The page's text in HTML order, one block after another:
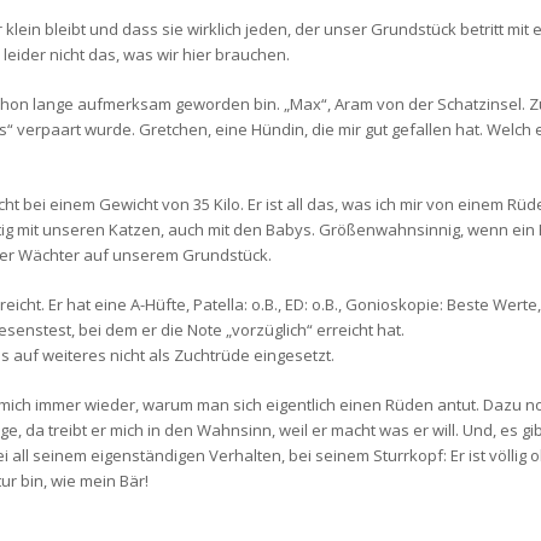
bleibt und dass sie wirklich jeden, der unser Grundstück betritt mit
nicht das, was wir hier brauchen.
lange aufmerksam geworden bin. „Max“, Aram von der Schatzinsel.
verpaart wurde. Gretchen, eine Hündin, die mir gut gefallen hat. Welch
bei einem Gewicht von 35 Kilo. Er ist all das, was ich mir von einem
mit unseren Katzen, auch mit den Babys. Größenwahnsinnig, wenn
Wächter auf unserem Grundstück.
Er hat eine A-Hüfte, Patella: o.B., ED: o.B., Gonioskopie: Beste
bei dem er die Note „vorzüglich“ erreicht hat.
auf weiteres nicht als Zuchtrüde eingesetzt.
immer wieder, warum man sich eigentlich einen Rüden antut. Dazu
da treibt er mich in den Wahnsinn, weil er macht was er will. Und, es
all seinem eigenständigen Verhalten, bei seinem Sturrkopf: Er ist völlig
bin, wie mein Bär!